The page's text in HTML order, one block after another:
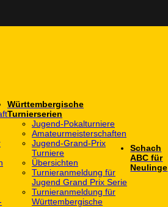
Württembergische
Turnierserien
Jugend-Pokalturniere
Amateurmeisterschaften
Jugend-Grand-Prix
Turniere
Übersichten
Turnieranmeldung für
Jugend Grand Prix Serie
Turnieranmeldung für
Württembergische
Schach
ABC für
Neulinge